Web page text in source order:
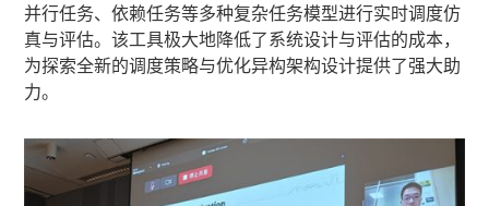
并行任务、依赖任务等多种复杂任务模型进行实时调度仿
真与评估。该工具极大地降低了系统设计与评估的成本，
为探索全新的调度策略与优化异构架构设计提供了强大助
力。